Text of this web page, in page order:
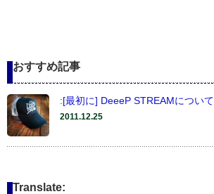
おすすめ記事
:[最初に] DeeeP STREAMについて
2011.12.25
Translate: